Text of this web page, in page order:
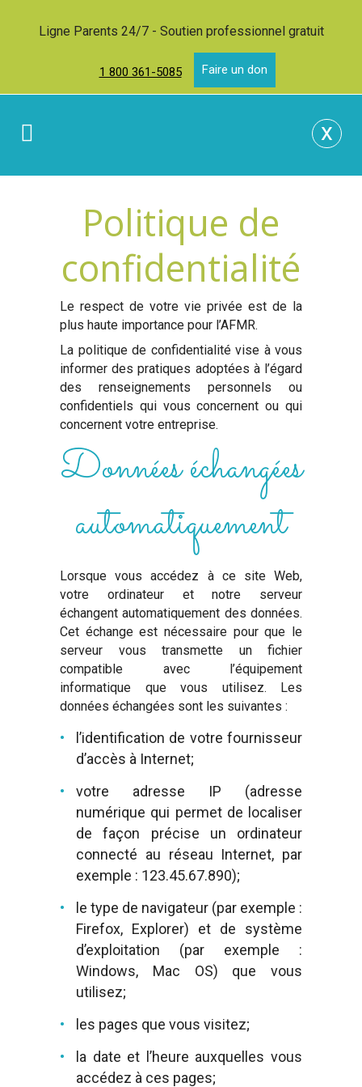
Ligne Parents 24/7 - Soutien professionnel gratuit
1 800 361-5085 Faire un don
x
Politique de
confidentialité
Le respect de votre vie privée est de la
plus haute importance pour l’AFMR.
La politique de confidentialité vise à vous
informer des pratiques adoptées à l’égard
des renseignements personnels ou
confidentiels qui vous concernent ou qui
concernent votre entreprise.
Données échangées
automatiquement
Lorsque vous accédez à ce site Web,
votre ordinateur et notre serveur
échangent automatiquement des données.
Cet échange est nécessaire pour que le
serveur vous transmette un fichier
compatible avec l’équipement
informatique que vous utilisez. Les
données échangées sont les suivantes :
l’identification de votre fournisseur
d’accès à Internet;
votre adresse IP (adresse
numérique qui permet de localiser
de façon précise un ordinateur
connecté au réseau Internet, par
exemple : 123.45.67.890);
le type de navigateur (par exemple :
Firefox, Explorer) et de système
d’exploitation (par exemple :
Windows, Mac OS) que vous
utilisez;
les pages que vous visitez;
la date et l’heure auxquelles vous
accédez à ces pages;